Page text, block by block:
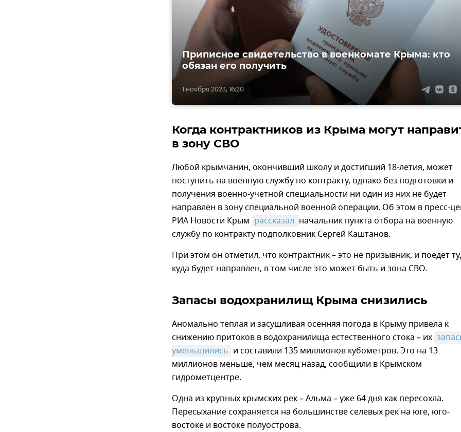
1 ноября 2023, 16:20
Приписное свидетельство в военкомате Крыма: кто
обязан его получить
Когда контрактников из Крыма могут
в зону СВО
Любой крымчанин, окончивший школу и достигший 18-летия, может
поступить на военную службу по контракту, однако без подготовки и
получения военно-учетной специальности ни один из них не будет
направлен в зону специальной военной операции. Об этом в пресс-
РИА Новости Крым рассказал начальник пункта отбора на военную
службу по контракту подполковник Сергей Каштанов.
При этом он отметил, что контрактник – это не призывник, и поедет
куда будет направлен, в том числе это может быть и зона СВО.
Запасы водохранилищ Крыма снизились
Аномально теплая и засушливая осенняя погода в Крыму привела к
снижению притоков в водохранилища естественного стока – их
уменьшились и составили 135 миллионов кубометров. Это на 13
миллионов меньше, чем месяц назад, сообщили в Крымском
гидрометцентре.
Одна из крупных крымских рек – Альма – уже 64 дня как пересохла.
Пересыхание сохраняется на большинстве селевых рек на юге, юго-
востоке и востоке полуострова.